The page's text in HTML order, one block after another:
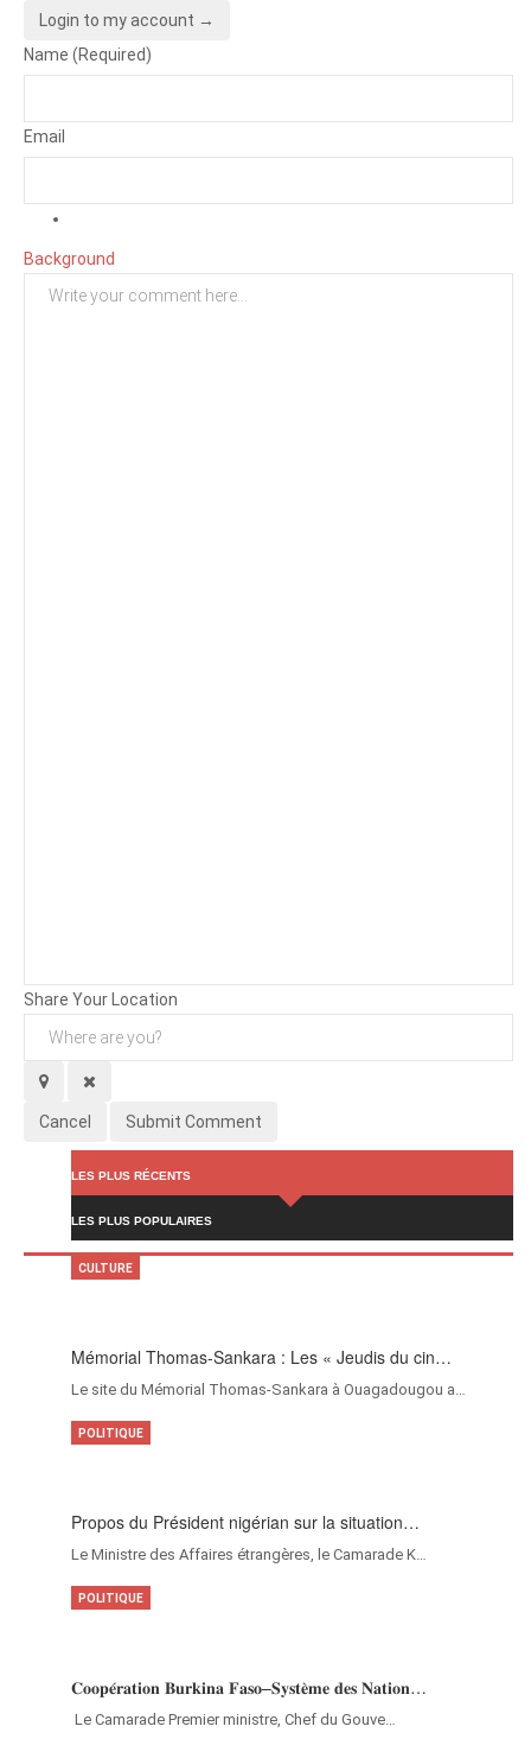
Login to my account →
Name (Required)
Email
Background
Share Your Location
Cancel Submit Comment
LES PLUS RÉCENTS
LES PLUS POPULAIRES
Mémorial Thomas-Sankara : Les « Jeudis du cin…
Le site du Mémorial Thomas-Sankara à Ouagadougou a…
CULTURE
Propos du Président nigérian sur la situation…
Le Ministre des Affaires étrangères, le Camarade K…
POLITIQUE
𝐂𝐨𝐨𝐩𝐞́𝐫𝐚𝐭𝐢𝐨𝐧 𝐁𝐮𝐫𝐤𝐢𝐧𝐚 𝐅𝐚𝐬𝐨–𝐒𝐲𝐬𝐭𝐞̀𝐦𝐞 𝐝𝐞𝐬 𝐍𝐚𝐭𝐢𝐨𝐧…
‎Le Camarade Premier ministre, Chef du Gouve…
POLITIQUE